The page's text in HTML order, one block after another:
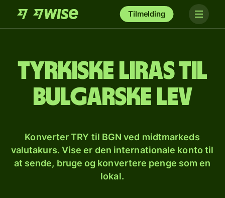
Tilmelding
Tyrkiske liras til
bulgarske lev
Konverter TRY til BGN ved midtmarkeds
valutakurs. Vise er den internationale konto til
at sende, bruge og konvertere penge som en
lokal.